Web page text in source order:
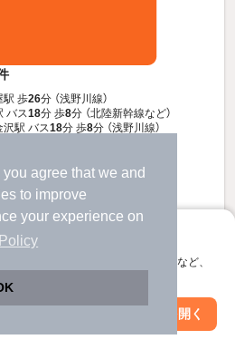
agree that we and
to improve
your experience on
、サクサクお部屋探し
える。マップ検索やお気に入り保存など、
アプリを開く
駅 歩26分 （浅野川線）
バス18分 歩8分 （北陸新幹線など）
沢駅 バス18分 歩8分 （浅野川線）
10ヶ月 / 軽量鉄骨
円）
不要
絞り込み条件を変更